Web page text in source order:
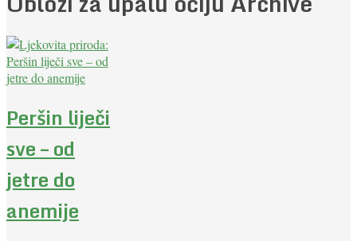
Peršin liječi
sve – od
jetre do
anemije